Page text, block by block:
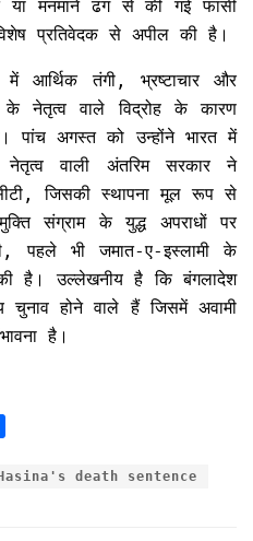
या मनमाने ढंग से की गई फांसी
प्रतिवेदक से अपील की है।
आर्थिक तंगी, भ्रष्टाचार और
नेतृत्व वाले विद्रोह के कारण
पांच अगस्त को उन्होंने भारत में
वाली अंतरिम सरकार ने
जिसकी स्थापना मूल रूप से
संग्राम के युद्ध अपराधों पर
पहले भी जमात-ए-इस्लामी के
है। उल्लेखनीय है कि बंगलादेश
चुनाव होने वाले हैं जिसमें अवामी
है।
a
death sentence